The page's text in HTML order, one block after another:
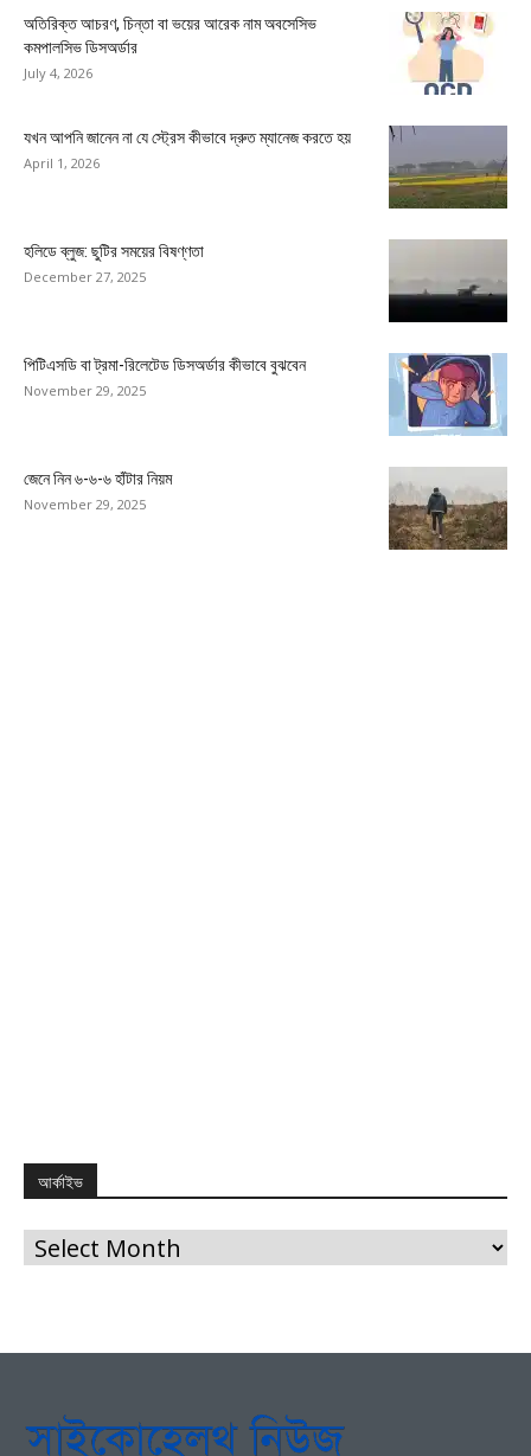
অতিরিক্ত আচরণ, চিন্তা বা ভয়ের আরেক নাম অবসেসিভ
কমপালসিভ ডিসঅর্ডার
July 4, 2026
যখন আপনি জানেন না যে স্ট্রেস কীভাবে দ্রুত ম্যানেজ করতে হয়
April 1, 2026
হলিডে ব্লুজ: ছুটির সময়ের বিষণ্ণতা
December 27, 2025
পিটিএসডি বা ট্রমা-রিলেটেড ডিসঅর্ডার কীভাবে বুঝবেন
November 29, 2025
জেনে নিন ৬-৬-৬ হাঁটার নিয়ম
November 29, 2025
আর্কাইভ
আর্কাইভ